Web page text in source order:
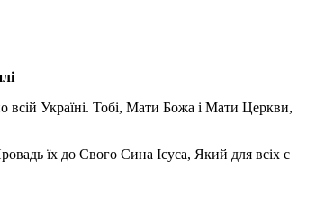
всій Україні. Тобі, Мати Божа і Мати Церкви,
їх до Свого Сина Ісуса, Який для всіх є